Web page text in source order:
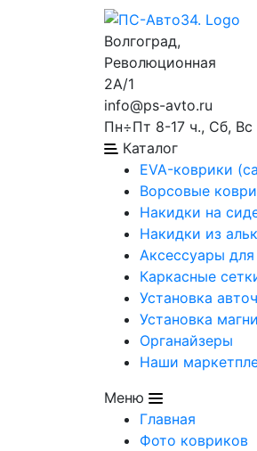
Волгоград,
Революционная
2А/1
info@ps-avto.ru
Пн÷Пт 8-17 ч., Сб, Вс
Каталог
EVA-коврики
Ворсовые
Накидки на
Накидки из
Аксессуары
Каркасные
Установка
Установка
Органайзеры
Наши
Меню
Главная
Фото ковриков